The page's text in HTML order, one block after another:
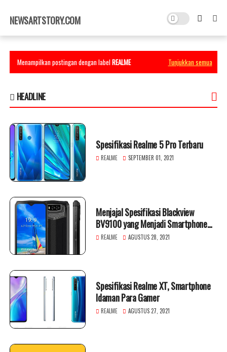
×
NEWSARTSTORY.COM
Menampilkan postingan dengan labelREALME Tunjukkan semua
HEADLINE
Spesifikasi Realme 5 Pro Terbaru
REALME SEPTEMBER 01, 2021
Menjajal Spesifikasi Blackview
BV9100 yang Menjadi Smartphone
Baterai Berkapasitas Terbesar di
REALME AGUSTUS 28, 2021
Spesifikasi Realme XT, Smartphone
Idaman Para Gamer
REALME AGUSTUS 27, 2021